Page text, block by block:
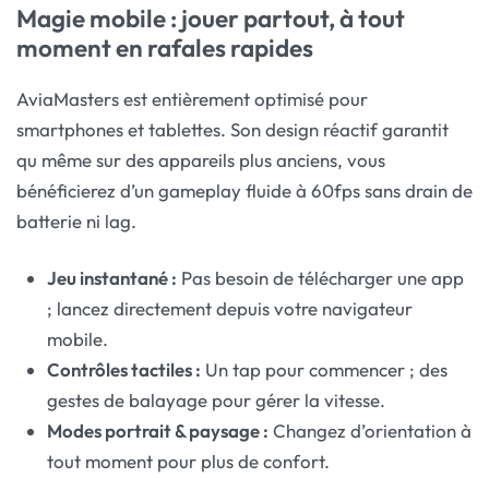
Magie mobile : jouer partout, à tout
moment en rafales rapides
AviaMasters est entièrement optimisé pour
smartphones et tablettes. Son design réactif garantit
qu même sur des appareils plus anciens, vous
bénéficierez d’un gameplay fluide à 60fps sans drain de
batterie ni lag.
Jeu instantané : Pas besoin de télécharger une app
; lancez directement depuis votre navigateur
mobile.
Contrôles tactiles : Un tap pour commencer ; des
gestes de balayage pour gérer la vitesse.
Modes portrait & paysage : Changez d’orientation à
tout moment pour plus de confort.